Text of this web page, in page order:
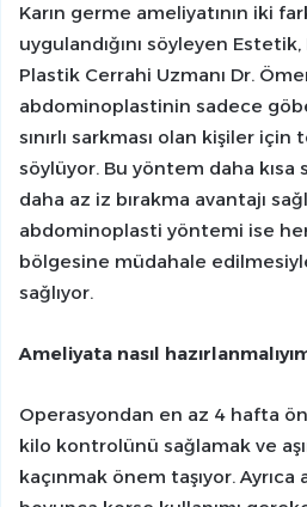
Karın germe ameliyatının iki
uygulandığını söyleyen
Plastik Cerrahi Uzmanı Dr.
abdominoplastinin sadece
sınırlı sarkması olan kişiler
söylüyor. Bu yöntem daha kısa
daha az iz bırakma avantajı
abdominoplasti yöntemi ise
bölgesine müdahale
sağlıyor.
Ameliyata nasıl
Operasyondan en az 4 hafta
kilo kontrolünü sağlamak ve
kaçınmak önem taşıyor. Ayrıca